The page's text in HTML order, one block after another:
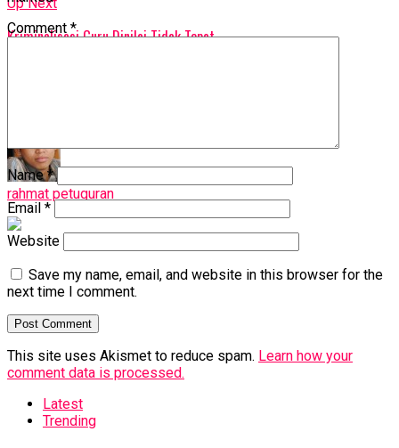
Kriminalisasi Guru Dinilai Tidak Tepat
rahmat petuguran
Comment *
Name*
Email *
Website
Save my name, email, and website in this browser for the
next time I comment.
This site uses Akismet to reduce spam. Learn how your
comment data is processed.
Latest
Trending